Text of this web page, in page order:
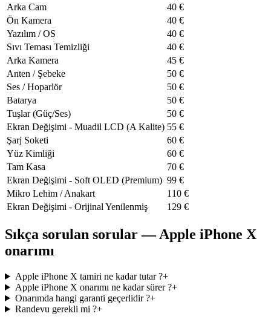
Arka Cam
40 €
Ön Kamera
40 €
Yazılım / OS
40 €
Sıvı Teması Temizliği
40 €
Arka Kamera
45 €
Anten / Şebeke
50 €
Ses / Hoparlör
50 €
Batarya
50 €
Tuşlar (Güç/Ses)
50 €
Ekran Değişimi - Muadil LCD (A Kalite) 55 €
Şarj Soketi
60 €
Yüz Kimliği
60 €
Tam Kasa
70 €
Ekran Değişimi - Soft OLED (Premium) 99 €
Mikro Lehim / Anakart
110 €
Ekran Değişimi - Orijinal Yenilenmiş
129 €
Sıkça sorulan sorular — Apple iPhone X
onarımı
Apple iPhone X tamiri ne kadar tutar ?+
Apple iPhone X onarımı ne kadar sürer ?+
Onarımda hangi garanti geçerlidir ?+
Randevu gerekli mi ?+